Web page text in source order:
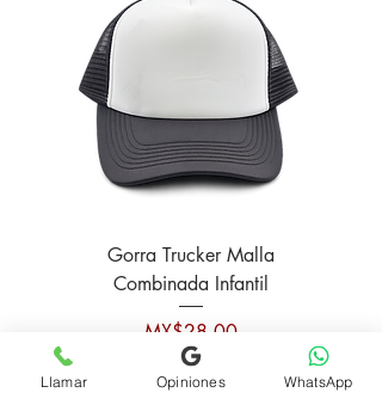
Gorra Trucker Malla
Combinada Infantil
Price
MX$28.00
Llamar Opiniones WhatsApp